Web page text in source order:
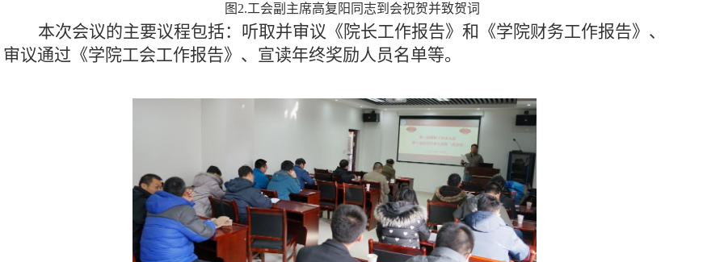
图2.工会副主席高复阳同志到会祝贺并致贺词
本次会议的主要议程包括：听取并审议《院长工作报告》和《学院财务工作报告》、
审议通过《学院工会工作报告》、宣读年终奖励人员名单等。